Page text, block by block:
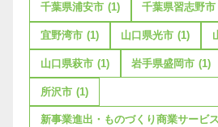
千葉県浦安市 (1) 千葉県習志野市
宜野湾市 (1) 山口県光市 (1)
山口県萩市 (1) 岩手県盛岡市 (1)
所沢市 (1)
新事業進出・ものづくり商業サービ